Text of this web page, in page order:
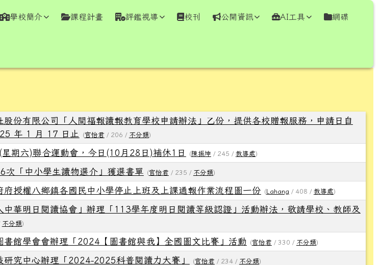
網
學校簡介 課程計畫 評鑑視導 校刊 公開資訊 AI工具 網碟
股份有限公司「人間福報讀報教育學校申請辦法」乙份，提供各校贈報服務，申請日自
年 1 月 17 日止
(官怡君 / 206 / 不分類)
期六)聯合運動會，今日(10月28日)補休1日 (陳振坤 / 245 / 教導處)
次「中小學生讀物選介」獲選書單 (官怡君 / 235 / 不分類)
府授權八鄉鎮各國民中小學停止上班及上課通報作業流程圖一份 (Lahang / 408 / 教導處)
中華明日閱讀協會」辦理「113學年度明日閱讀等級認證」活動辦法，敬請學校、教師及
不分類)
書館學會會辦理「2024【圖書館與我】全國圖文比賽」活動 (官怡君 / 330 / 不分類)
研究中心辦理「2024-2025科普閱讀力大賽」 (官怡君 / 234 / 不分類)